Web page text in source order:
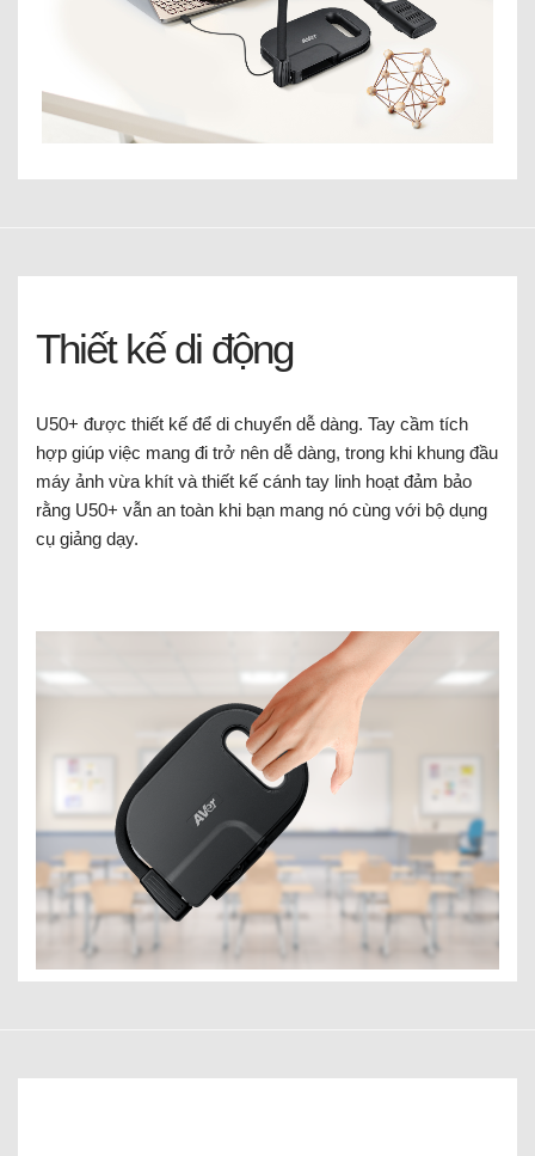
Thiết kế di động
U50+ được thiết kế để di chuyển dễ dàng. Tay cầm tích
hợp giúp việc mang đi trở nên dễ dàng, trong khi khung đầu
máy ảnh vừa khít và thiết kế cánh tay linh hoạt đảm bảo
rằng U50+ vẫn an toàn khi bạn mang nó cùng với bộ dụng
cụ giảng dạy.